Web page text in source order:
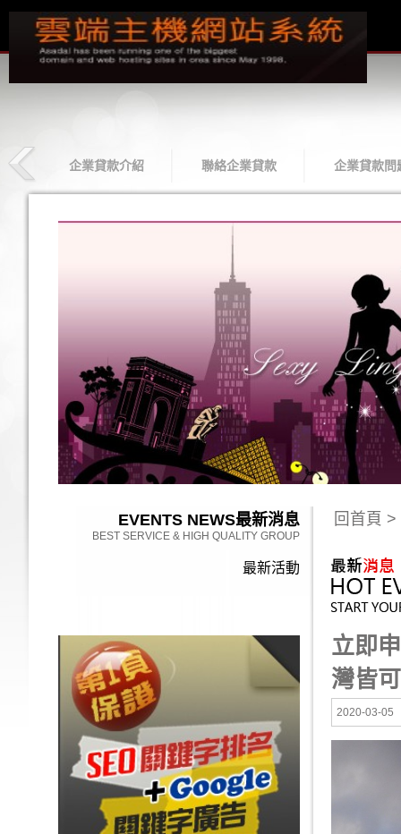
企業貸款介紹 聯絡企業貸款 企業貸款問
EVENTS NEWS最新消息
BEST SERVICE & HIGH QUALITY GROUP
最新活動
回首頁 >
立即
灣皆
2020-03-05